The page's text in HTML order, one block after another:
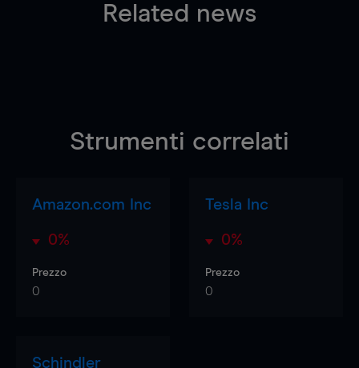
Related news
Strumenti correlati
Amazon.com Inc
0%
Prezzo
0
Tesla Inc
0%
Prezzo
0
Schindler